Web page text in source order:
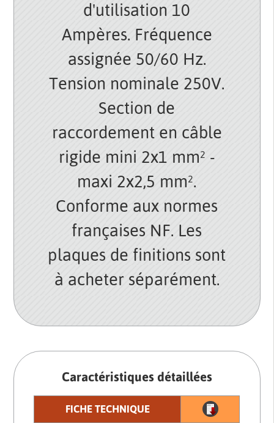
d'utilisation 10
Ampères. Fréquence
assignée 50/60 Hz.
Tension nominale 250V.
Section de
raccordement en câble
rigide mini 2x1 mm² -
maxi 2x2,5 mm².
Conforme aux normes
françaises NF. Les
plaques de finitions sont
à acheter séparément.
Caractéristiques détaillées
FICHE TECHNIQUE